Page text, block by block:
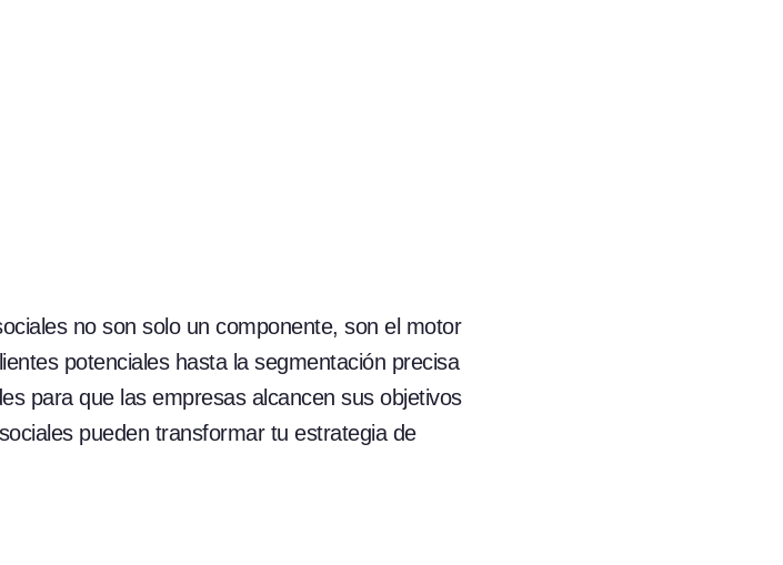
no son solo un componente, son el motor
potenciales hasta la segmentación precisa
para que las empresas alcancen sus objetivos
pueden transformar tu estrategia de